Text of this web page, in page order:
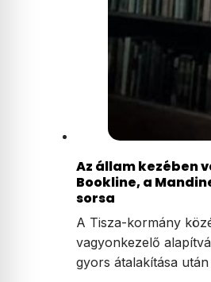
Az állam kezében
Bookline, a
sorsa
A Tisza-kormány
vagyonkezelő
gyors átalakítása